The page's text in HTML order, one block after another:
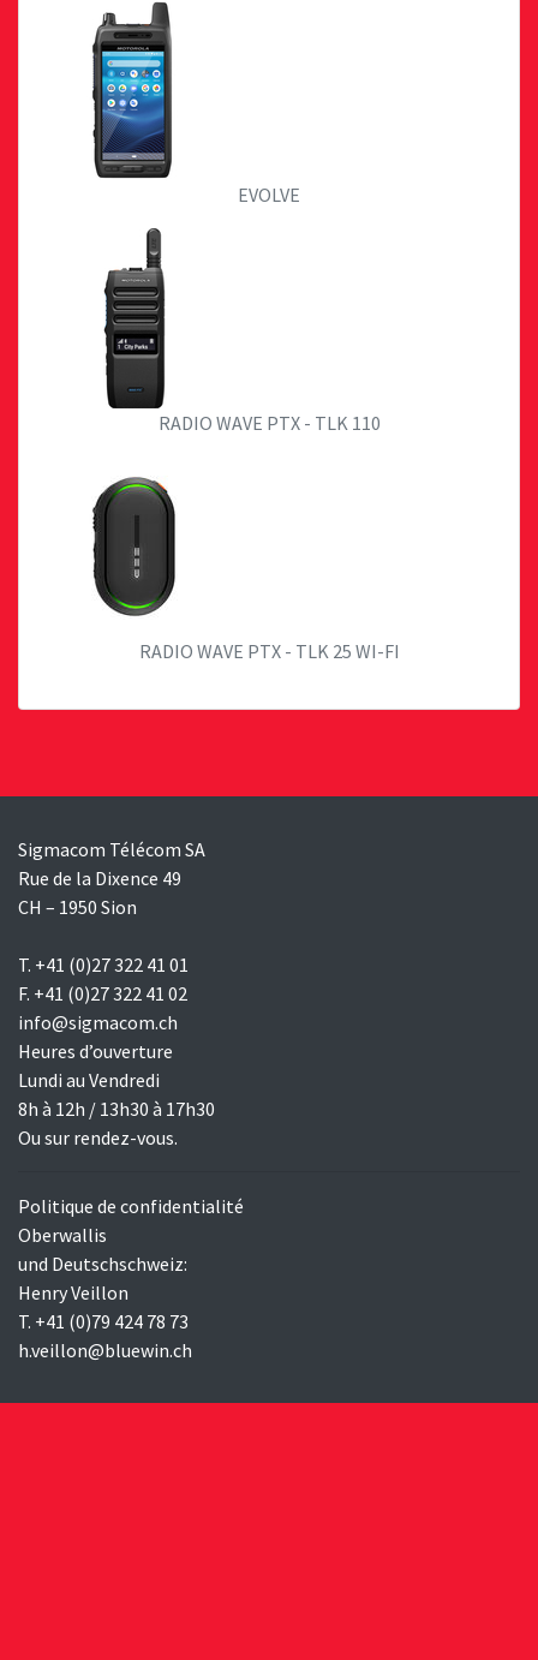
EVOLVE
RADIO WAVE PTX - TLK 110
RADIO WAVE PTX - TLK 25 WI-FI
Sigmacom Télécom SA
Rue de la Dixence 49
CH – 1950 Sion
T. +41 (0)27 322 41 01
F. +41 (0)27 322 41 02
info@sigmacom.ch
Heures d’ouverture
Lundi au Vendredi
8h à 12h / 13h30 à 17h30
Ou sur rendez-vous.
Politique de confidentialité
Oberwallis
und Deutschschweiz:
Henry Veillon
T. +41 (0)79 424 78 73
h.veillon@bluewin.ch